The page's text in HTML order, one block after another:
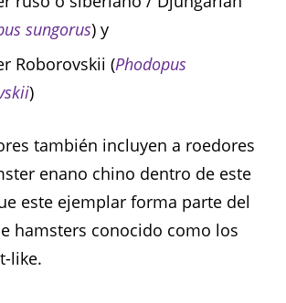
sungorus) y
Roborovskii (Phodopus
)
también incluyen a roedores
enano chino dentro de este
este ejemplar forma parte del
hamsters conocido como los
like.